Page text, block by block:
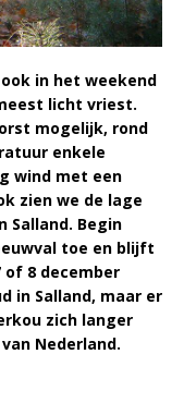
in het weekend
licht vriest.
mogelijk, rond
enkele
wind met een
zien we de lage
Salland. Begin
toe en blijft
8 december
in Salland, maar er
zich langer
Nederland.